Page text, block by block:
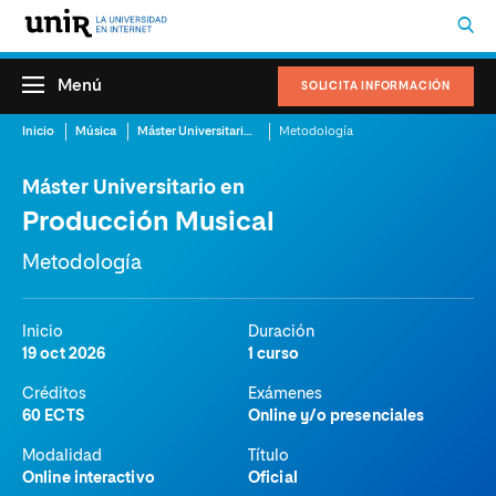
SOLICITA INFORMACIÓN
Menú
Inicio Música Máster Universitario en Producción Musical Metodología
Máster Universitario en
Producción Musical
Metodología
Inicio
19 oct 2026
Duración
1 curso
Créditos
60 ECTS
Exámenes
Online y/o presenciales
Modalidad
Online interactivo
Título
Oficial